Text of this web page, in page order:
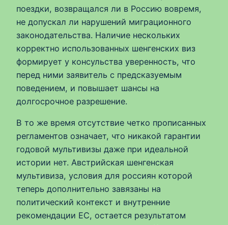
поездки, возвращался ли в Россию вовремя,
не допускал ли нарушений миграционного
законодательства. Наличие нескольких
корректно использованных шенгенских виз
формирует у консульства уверенность, что
перед ними заявитель с предсказуемым
поведением, и повышает шансы на
долгосрочное разрешение.
В то же время отсутствие четко прописанных
регламентов означает, что никакой гарантии
годовой мультивизы даже при идеальной
истории нет. Австрийская шенгенская
мультивиза, условия для россиян которой
теперь дополнительно завязаны на
политический контекст и внутренние
рекомендации ЕС, остается результатом